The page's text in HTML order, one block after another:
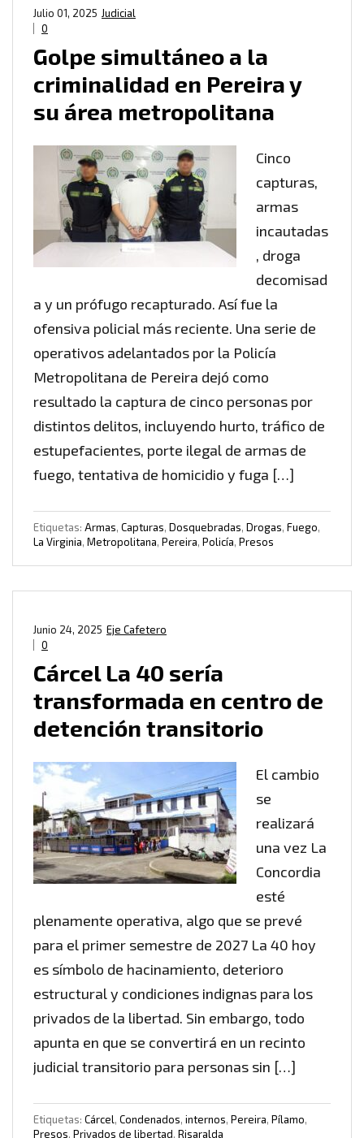
Judicial
Julio 01, 2025
0
Golpe simultáneo a la
criminalidad en Pereira y
su área metropolitana
Cinco
capturas,
armas
incautadas
, droga
decomisad
a y un prófugo recapturado. Así fue la
ofensiva policial más reciente. Una serie de
operativos adelantados por la Policía
Metropolitana de Pereira dejó como
resultado la captura de cinco personas por
distintos delitos, incluyendo hurto, tráfico de
estupefacientes, porte ilegal de armas de
fuego, tentativa de homicidio y fuga […]
Etiquetas: Armas, Capturas, Dosquebradas, Drogas, Fuego,
La Virginia, Metropolitana, Pereira, Policía, Presos
Eje Cafetero
Junio 24, 2025
0
Cárcel La 40 sería
transformada en centro de
detención transitorio
El cambio
se
realizará
una vez La
Concordia
esté
plenamente operativa, algo que se prevé
para el primer semestre de 2027 La 40 hoy
es símbolo de hacinamiento, deterioro
estructural y condiciones indignas para los
privados de la libertad. Sin embargo, todo
apunta en que se convertirá en un recinto
judicial transitorio para personas sin […]
Etiquetas: Cárcel, Condenados, internos, Pereira, Pílamo,
Presos, Privados de libertad, Risaralda